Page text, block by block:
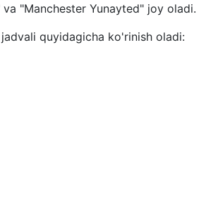
"Manchester Yunayted" joy oladi.
quyidagicha ko'rinish oladi: